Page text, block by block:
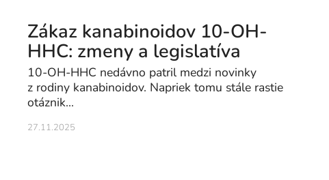
Zákaz kanabinoidov 10-OH-
HHC: zmeny a legislatíva
27.11.2025
10-OH-HHC nedávno patril medzi novinky
z rodiny kanabinoidov. Napriek tomu stále rastie
otáznik...